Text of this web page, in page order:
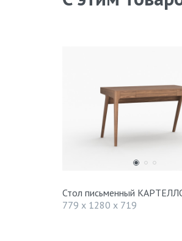
Стол письменный
779 x 1280 x 719